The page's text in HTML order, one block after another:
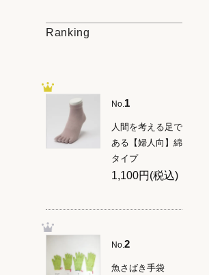
Ranking
No.1
人間を考える足で
ある【婦人向】綿
タイプ
1,100円(税込)
No.2
魚さばき手袋